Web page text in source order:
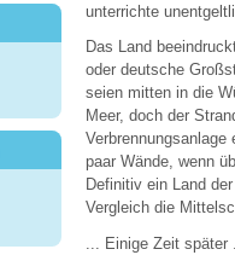
unterrichte
Das Land
oder deutsche
seien mitten in die
Meer, doch der
paar Wände, wenn
Definitiv ein Land
Vergleich die
... Einige Zeit später